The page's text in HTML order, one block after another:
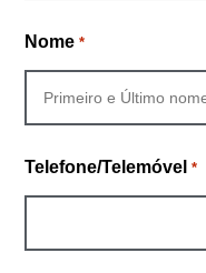
Nome *
Telefone/Telemóvel *